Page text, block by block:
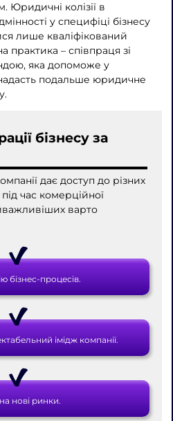
Юридичні колізії в
у специфіці бізнесу
лише кваліфікований
практика – співпраця зі
яка допоможе у
подальше юридичне
бізнесу за
дає доступ до різних
час комерційної
варто
бізнес-процесів.
імідж компанії.
нові ринки.